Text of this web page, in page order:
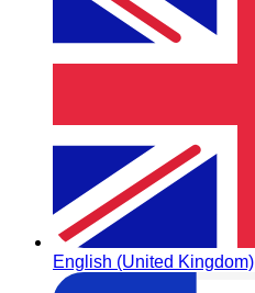
English (United Kingdom)